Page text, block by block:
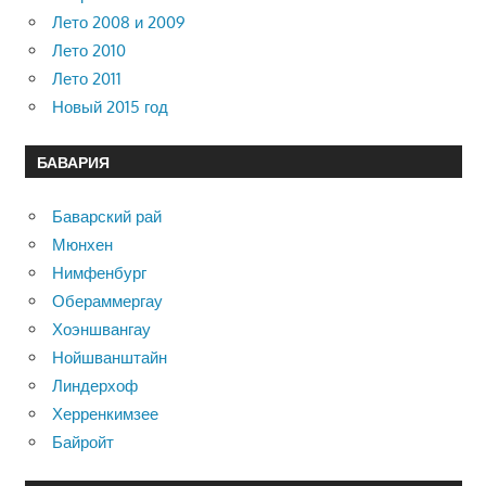
Лето 2008 и 2009
Лето 2010
Лето 2011
Новый 2015 год
БАВАРИЯ
Баварский рай
Мюнхен
Нимфенбург
Обераммергау
Хоэншвангау
Нойшванштайн
Линдерхоф
Херренкимзее
Байройт